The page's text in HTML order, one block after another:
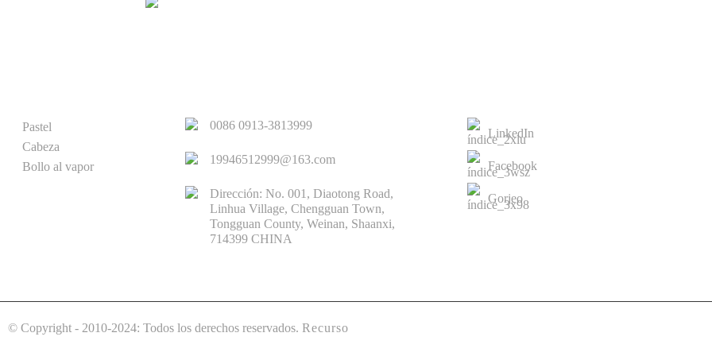
Pastel
Cabeza
Bollo al vapor
0086 0913-3813999
19946512999@163.com
Dirección: No. 001, Diaotong Road,
Linhua Village, Chengguan Town,
Tongguan County, Weinan, Shaanxi,
714399 CHINA
LinkedIn
Facebook
Gorjeo
© Copyright - 2010-2024: Todos los derechos reservados. Recurso